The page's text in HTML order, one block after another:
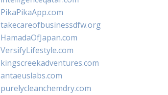
PikaPikaApp.com
takecareofbusinessdfw.org
HamadaOfJapan.com
VersifyLifestyle.com
kingscreekadventures.com
antaeuslabs.com
purelycleanchemdry.com